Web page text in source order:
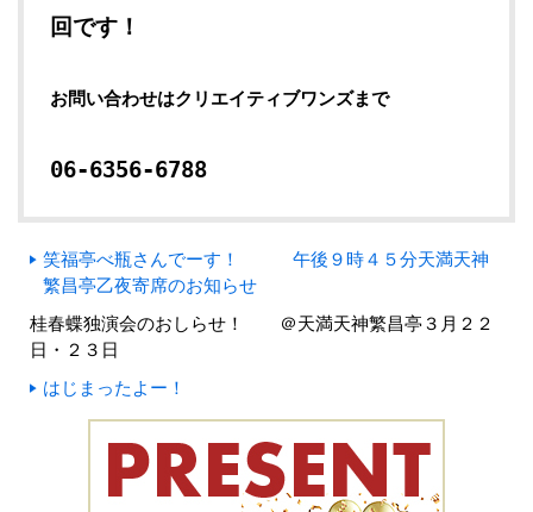
回です！
お問い合わせはクリエイティブワンズまで
06-6356-6788
笑福亭べ瓶さんでーす！ 午後９時４５分天満天神
繁昌亭乙夜寄席のお知らせ
桂春蝶独演会のおしらせ！ ＠天満天神繁昌亭３月２２
日・２３日
はじまったよー！